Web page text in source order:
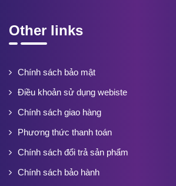
Other links
Chính sách bảo mật
Điều khoản sử dụng webiste
Chính sách giao hàng
Phương thức thanh toán
Chính sách đổi trả sản phẩm
Chính sách bảo hành